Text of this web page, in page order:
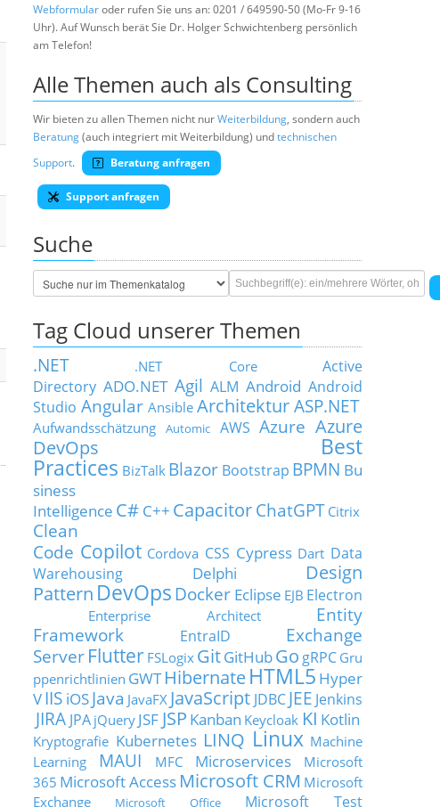
Webformularoder rufen Sie uns an: 0201 / 649590-50 (Mo-Fr 9-16
Uhr). Auf Wunsch berät Sie Dr. Holger Schwichtenberg persönlich
am Telefon!
Alle Themen auch als Consulting
Wir bieten zu allen Themen nicht nurWeiterbildung, sondern auch
Beratung(auch integriert mit Weiterbildung) undtechnischen
Support. Beratung anfragen
Support anfragen
Suche
Tag Cloud unserer Themen
.NET .NET Core
Active
Directory ADO.NET Agil ALM Android Android
Studio Angular Ansible Architektur ASP.NET
Aufwandsschätzung Automic AWS Azure Azure
DevOps
Best
Practices BizTalk Blazor Bootstrap BPMN Bu
siness
Intelligence C# C++ Capacitor ChatGPT Citrix
Clean
Code Copilot Cordova CSS Cypress Dart Data
Warehousing
Delphi
Design
Pattern DevOps Docker Eclipse EJB Electron
Enterprise Architect
Entity
Framework
EntraID
Exchange
Server Flutter FSLogix GitGitHubGo gRPC Gru
ppenrichtlinien GWT HibernateHTML5 Hyper
VIIS iOSJava JavaFX JavaScript JDBC JEE Jenkins
JIRA JPA jQuery JSF JSP Kanban Keycloak KI Kotlin
Kryptografie Kubernetes LINQ Linux Machine
Learning
MAUI MFC Microservices
Microsoft
365 Microsoft Access Microsoft CRM Microsoft
Exchange
Microsoft Office
Microsoft Test